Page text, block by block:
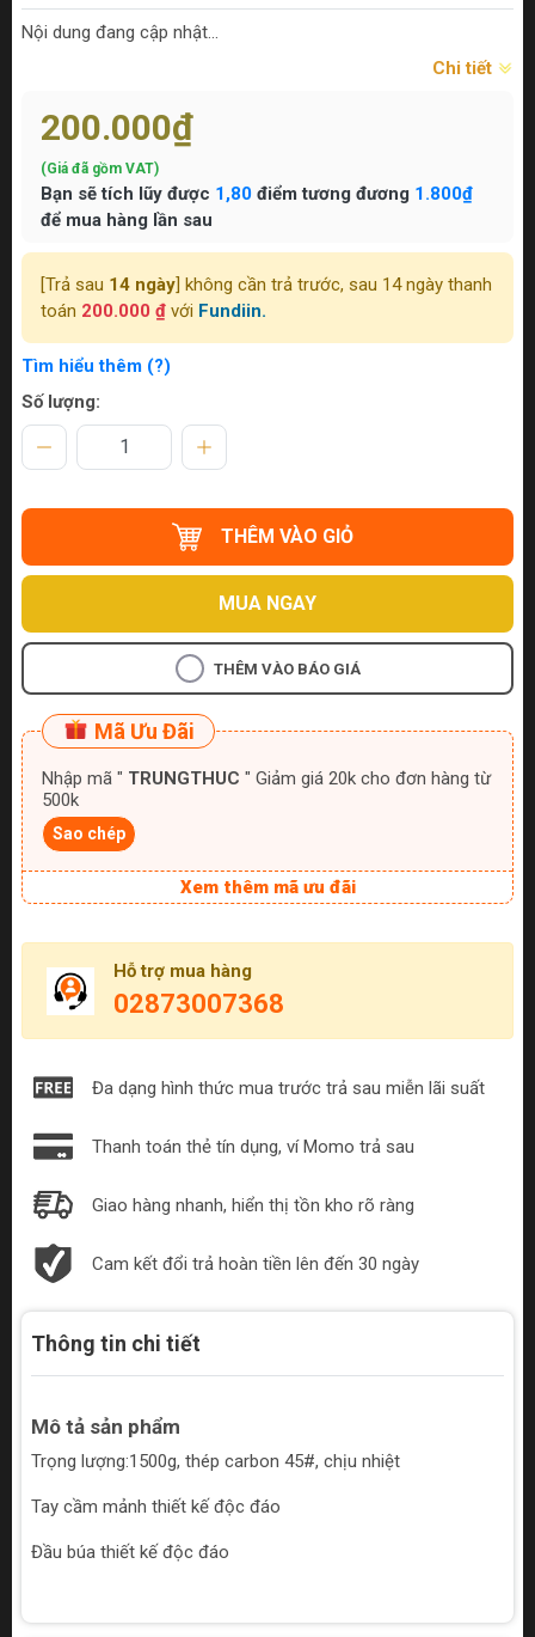
Nội dung đang cập nhật...
Chi tiết
200.000₫
(Giá đã gồm VAT)
Bạn sẽ tích lũy được 1,80 điểm tương đương 1.800₫
để mua hàng lần sau
[Trả sau 14 ngày ] không cần trả trước, sau 14 ngày thanh
toán 200.000 ₫ với Fundiin.
Tìm hiểu thêm (?)
Số lượng:
THÊM VÀO GIỎ
MUA NGAY
THÊM VÀO BÁO GIÁ
Mã Ưu Đãi
Nhập mã " TRUNGTHUC " Giảm giá 20k cho đơn hàng từ
500k
Sao chép
Xem thêm mã ưu đãi
Hỗ trợ mua hàng
02873007368
Đa dạng hình thức mua trước trả sau miễn lãi suất
Thanh toán thẻ tín dụng, ví Momo trả sau
Giao hàng nhanh, hiển thị tồn kho rõ ràng
Cam kết đổi trả hoàn tiền lên đến 30 ngày
Thông tin chi tiết
Mô tả sản phẩm
Trọng lượng:1500g, thép carbon 45#, chịu nhiệt
Tay cầm mảnh thiết kế độc đáo
Đầu búa thiết kế độc đáo